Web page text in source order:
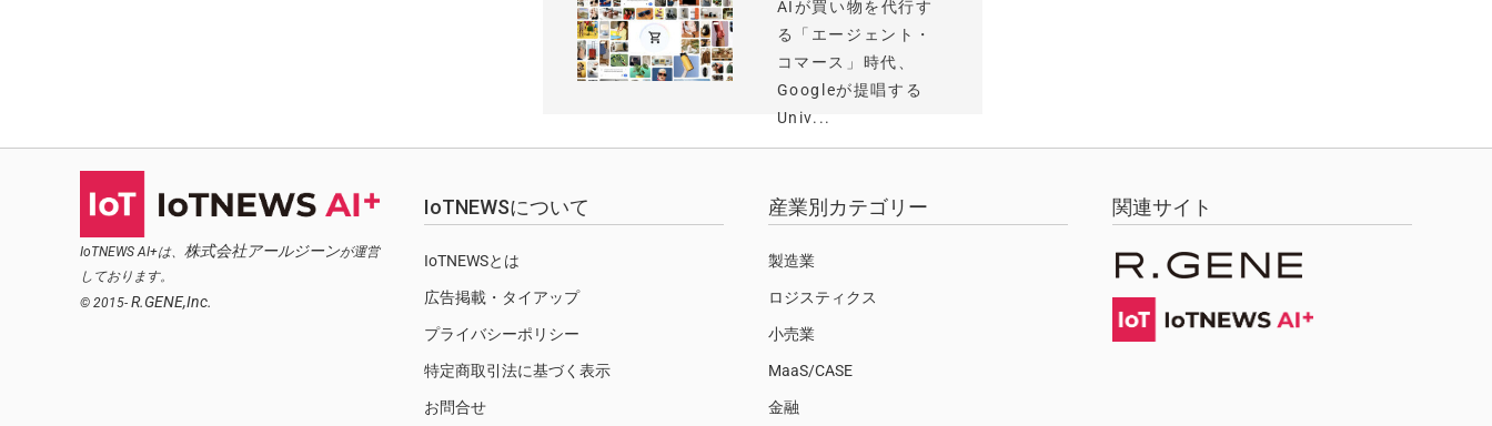
AIが買い物を代行す
る「エージェント・
コマース」時代、
Googleが提唱する
Univ...
IoTNEWS AI+は、 株式会社アールジーンが運営
しております。
© 2015- R.GENE,Inc.
IoTNEWSについて
IoTNEWSとは
広告掲載・タイアップ
プライバシーポリシー
特定商取引法に基づく表示
お問合せ
産業別カテゴリー
製造業
ロジスティクス
小売業
MaaS/CASE
金融
関連サイト